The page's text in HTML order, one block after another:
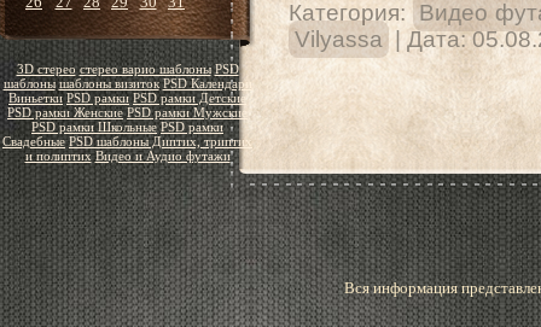
3D стерео стерео варио шаблоны PSD
шаблоны шаблоны визиток PSD Календари
Виньетки PSD рамки PSD рамки Детские
PSD рамки Женские PSD рамки Мужские
PSD рамки Школьные PSD рамки
Свадебные PSD шаблоны Диптих, триптих
и полиптих Видео и Аудио футажи
Категория: Видео
Vilyassa
Дата:
Вся информация